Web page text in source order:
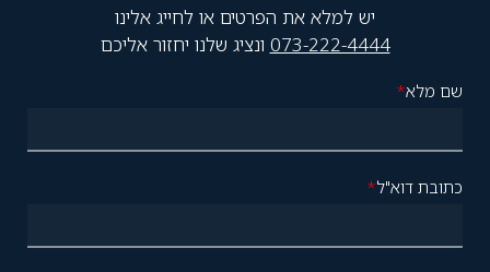
יש למלא את הפרטים או לחייג אלינו
073-222-4444 ונציג שלנו יחזור אליכם
שם מלא*
כתובת דוא"ל*